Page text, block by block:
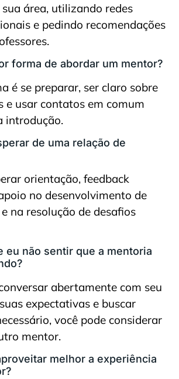
área, utilizando redes
e pedindo recomendações
forma de abordar um mentor?
é se preparar, ser claro sobre
e usar contatos em comum
introdução.
de uma relação de
orientação, feedback
no desenvolvimento de
na resolução de desafios
eu não sentir que a mentoria
abertamente com seu
expectativas e buscar
você pode considerar
mentor.
melhor a experiência